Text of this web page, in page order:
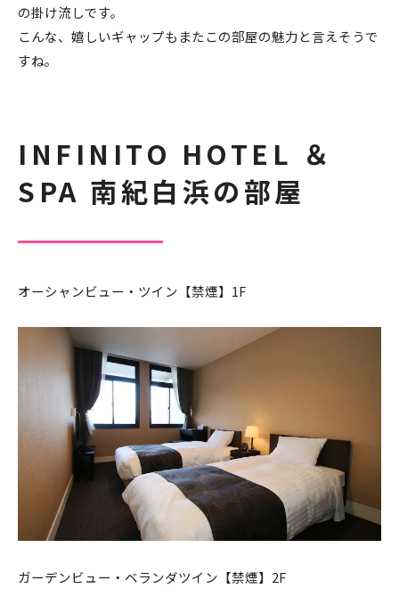
の掛け流しです。
こんな、嬉しいギャップもまたこの部屋の魅力と言えそうで
すね。
INFINITO HOTEL ＆
SPA 南紀白浜の部屋
オーシャンビュー・ツイン【禁煙】1F
ガーデンビュー・ベランダツイン【禁煙】2F